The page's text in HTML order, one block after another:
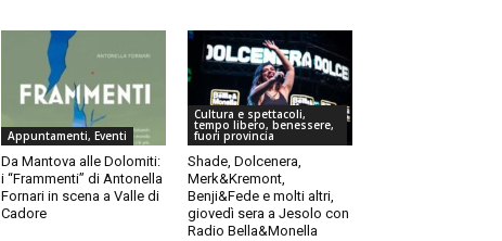
Appuntamenti, Eventi
Da Mantova alle Dolomiti:
i “Frammenti” di Antonella
Fornari in scena a Valle di
Cadore
Cultura e spettacoli,
tempo libero, benessere,
fuori provincia
Shade, Dolcenera,
Merk&Kremont,
Benji&Fede e molti altri,
giovedì sera a Jesolo con
Radio Bella&Monella